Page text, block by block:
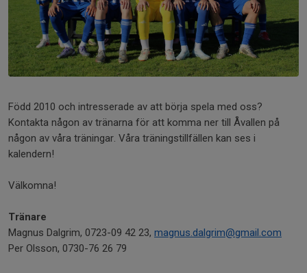
Född 2010 och intresserade av att börja spela med oss?
Kontakta någon av tränarna för att komma ner till Åvallen på
någon av våra träningar. Våra träningstillfällen kan ses i
kalendern!
Välkomna!
Tränare
Magnus Dalgrim, 0723-09 42 23, magnus.dalgrim@gmail.com
Per Olsson, 0730-76 26 79